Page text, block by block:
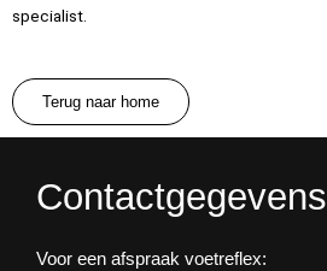
specialist.
Terug naar home
Contactgegevens
Voor een afspraak voetreflex: